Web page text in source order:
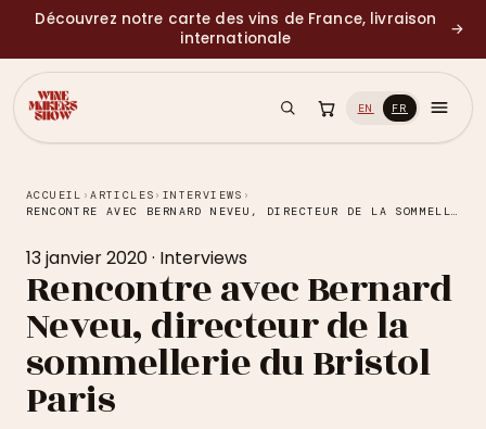
Découvrez notre carte des vins de France, livraison
internationale
→
EN FR
ACCUEIL ›ARTICLES › INTERVIEWS ›
RENCONTRE AVEC BERNARD NEVEU, DIRECTEUR DE LA SOMMELLERIE DU BRISTOL PARIS
13 janvier 2020· Interviews
Rencontre avec Bernard
Neveu, directeur de la
sommellerie du Bristol
Paris